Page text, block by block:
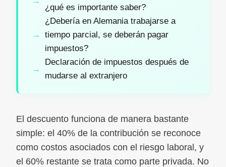
¿qué es importante saber?
¿Debería en Alemania trabajarse a
tiempo parcial, se deberán pagar
impuestos?
Declaración de impuestos después de
mudarse al extranjero
El descuento funciona de manera bastante
simple: el 40% de la contribución se reconoce
como costos asociados con el riesgo laboral, y
el 60% restante se trata como parte privada. No